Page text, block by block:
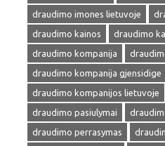
draudimo imones lietuvoje
draudimo kainos
draudimo
draudimo kompanija
draudimo kompanija gjensidige
draudimo kompanijos lietuvoje
draudimo pasiulymai
draudimo perrasymas